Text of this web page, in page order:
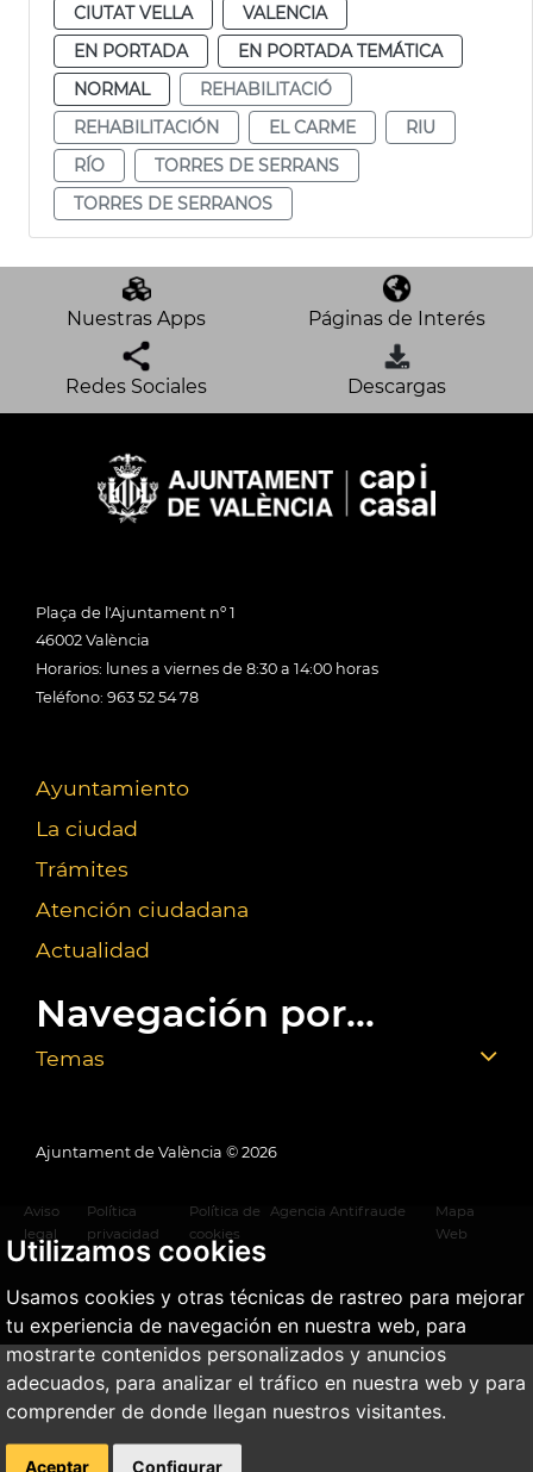
Utilizamos cookies
Usamos cookies y otras técnicas de rastreo para mejorar
tu experiencia de navegación en nuestra web, para
mostrarte contenidos personalizados y anuncios
adecuados, para analizar el tráfico en nuestra web y para
comprender de donde llegan nuestros visitantes.
Aceptar Configurar
CIUTAT VELLA
VALENCIA
EN PORTADA
EN PORTADA TEMÁTICA
NORMAL
REHABILITACIÓ
REHABILITACIÓN
EL CARME
RIU
RÍO
TORRES DE SERRANS
TORRES DE SERRANOS
Nuestras Apps Páginas de Interés
Redes Sociales Descargas
Plaça de l'Ajuntament nº 1
46002 València
Horarios: lunes a viernes de 8:30 a 14:00 horas
Teléfono: 963 52 54 78
Ayuntamiento
La ciudad
Trámites
Atención ciudadana
Actualidad
Navegación por...
Temas
Ajuntament de València © 2026
Aviso
legal
Política
privacidad
Política de
cookies
Agencia Antifraude
Mapa
Web